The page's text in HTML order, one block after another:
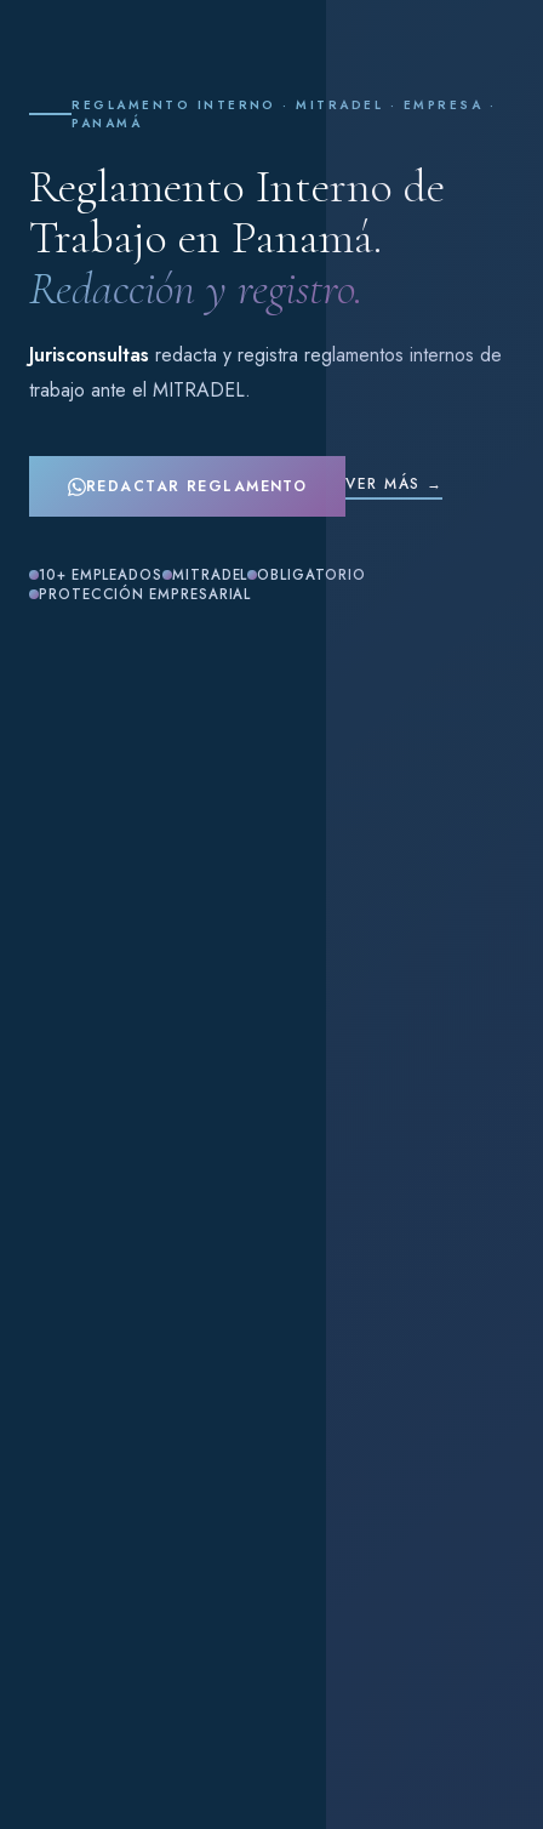
REGLAMENTO INTERNO · MITRADEL · EMPRESA ·
PANAMÁ
Reglamento Interno de
Trabajo en Panamá.
Redacción y registro.
Jurisconsultas redacta y registra reglamentos internos de
trabajo ante el MITRADEL.
REDACTAR REGLAMENTO VER MÁS →
10+ EMPLEADOS MITRADEL OBLIGATORIO
PROTECCIÓN EMPRESARIAL